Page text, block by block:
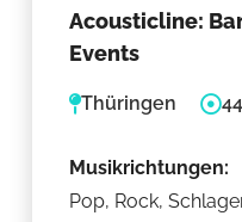
Acousticline:
Events
Thüringen
Musikrichtungen:
Pop, Rock,